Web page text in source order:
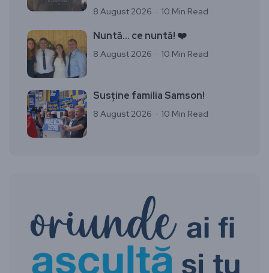
8 August 2026 10 Min Read
Nuntă… ce nuntă! ❤️
8 August 2026 10 Min Read
Susține familia Samson!
8 August 2026 10 Min Read